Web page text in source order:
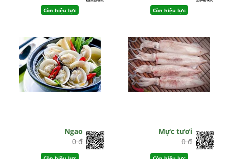
Còn hiệu lực Còn hiệu lực
Ngao
0 đ
Mực tươi
0 đ